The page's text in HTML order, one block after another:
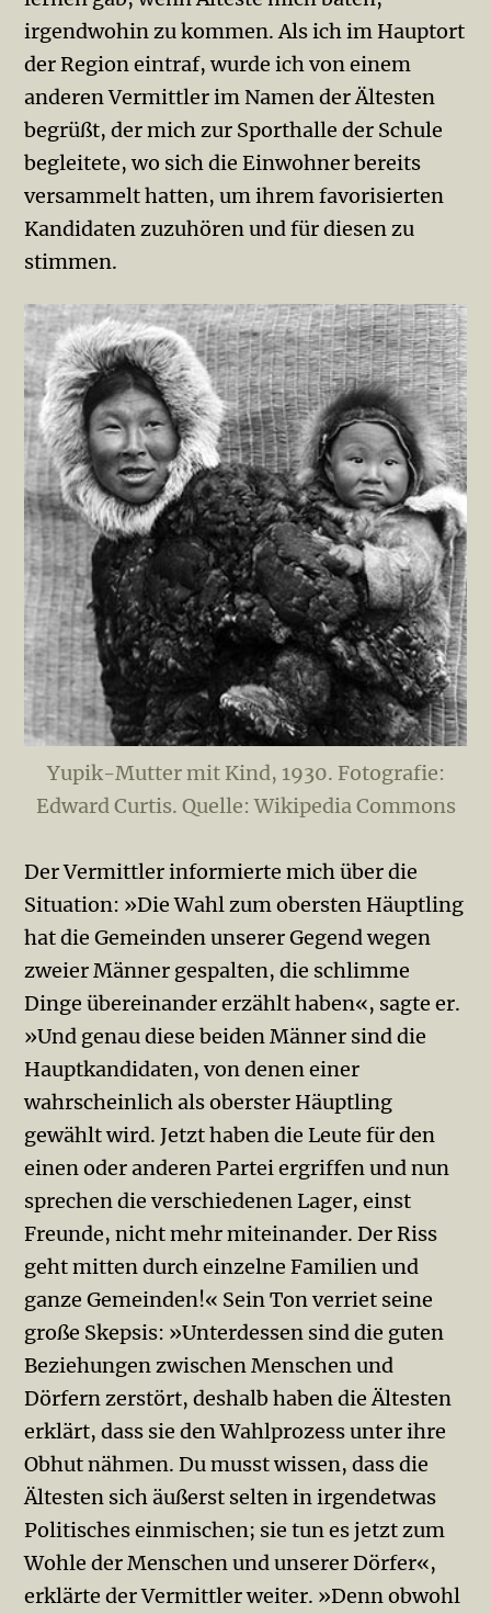
irgendwohin zu kommen. Als ich im Hauptort
der Region eintraf, wurde ich von einem
anderen Vermittler im Namen der Ältesten
begrüßt, der mich zur Sporthalle der Schule
begleitete, wo sich die Einwohner bereits
versammelt hatten, um ihrem favorisierten
Kandidaten zuzuhören und für diesen zu
stimmen.
Yupik-Mutter mit Kind, 1930. Fotografie:
Edward Curtis. Quelle: Wikipedia Commons
Der Vermittler informierte mich über die
Situation: »Die Wahl zum obersten Häuptling
hat die Gemeinden unserer Gegend wegen
zweier Männer gespalten, die schlimme
Dinge übereinander erzählt haben«, sagte er.
»Und genau diese beiden Männer sind die
Hauptkandidaten, von denen einer
wahrscheinlich als oberster Häuptling
gewählt wird. Jetzt haben die Leute für den
einen oder anderen Partei ergriffen und nun
sprechen die verschiedenen Lager, einst
Freunde, nicht mehr miteinander. Der Riss
geht mitten durch einzelne Familien und
ganze Gemeinden!« Sein Ton verriet seine
große Skepsis: »Unterdessen sind die guten
Beziehungen zwischen Menschen und
Dörfern zerstört, deshalb haben die Ältesten
erklärt, dass sie den Wahlprozess unter ihre
Obhut nähmen. Du musst wissen, dass die
Ältesten sich äußerst selten in irgendetwas
Politisches einmischen; sie tun es jetzt zum
Wohle der Menschen und unserer Dörfer«,
erklärte der Vermittler weiter. »Denn obwohl